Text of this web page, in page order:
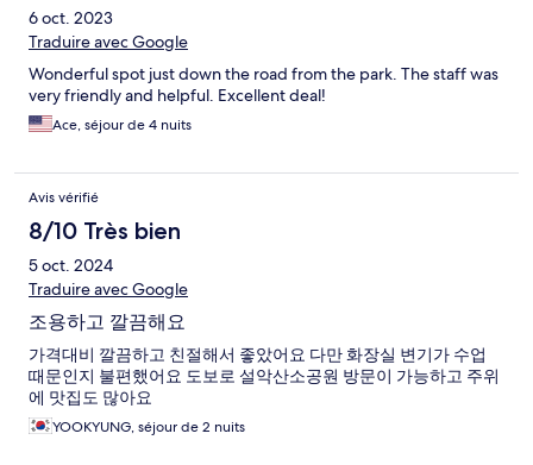
6 oct. 2023
Traduire avec Google
Wonderful spot just down the road from the park. The staff was
very friendly and helpful. Excellent deal!
Ace, séjour de 4 nuits
Avis vérifié
8/10 Très bien
5 oct. 2024
Traduire avec Google
조용하고 깔끔해요
가격대비 깔끔하고 친절해서 좋았어요 다만 화장실 변기가 수업
때문인지 불편했어요 도보로 설악산소공원 방문이 가능하고 주위
에 맛집도 많아요
YOOKYUNG, séjour de 2 nuits